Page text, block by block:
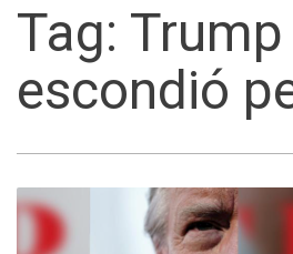
Tag: Trump
escondió